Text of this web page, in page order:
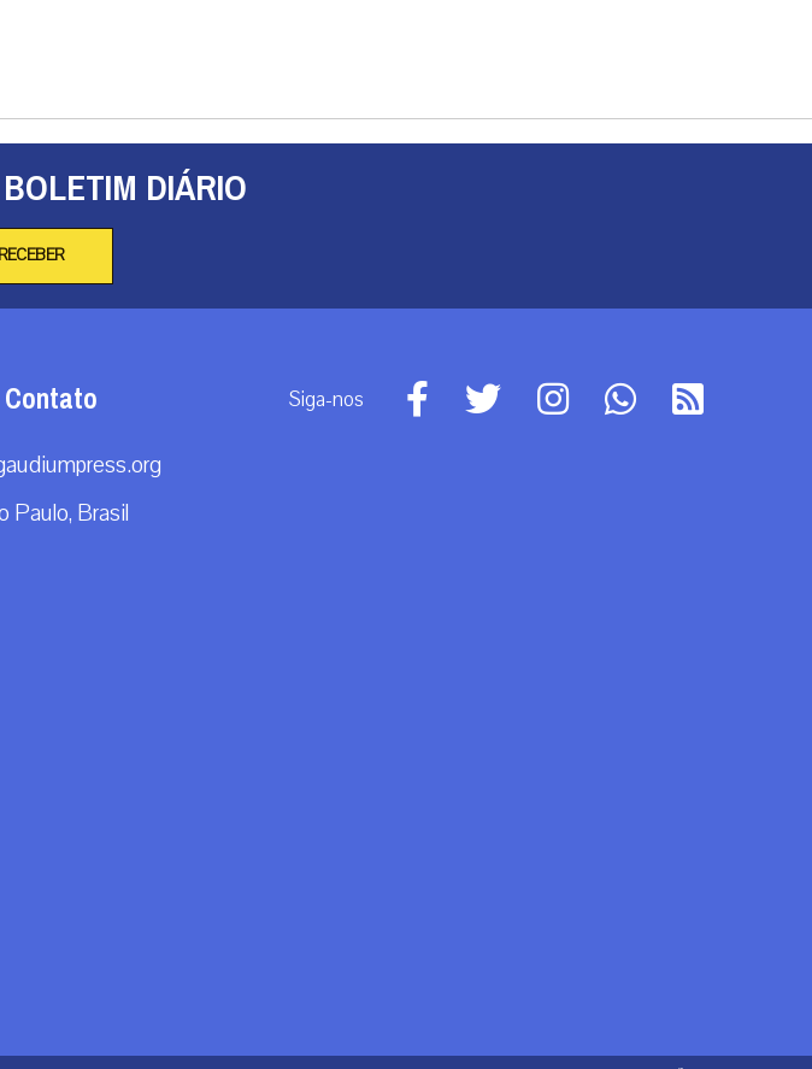
DIÁRIO
Contato
Paulo, Brasil
Siga-nos